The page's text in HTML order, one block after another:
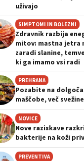
uživajo
SIMPTOMI IN BOLEZNI
Zdravnik razbija
mitov: mastna jetra
zaradi slanine,
ki ga imamo vsi radi
PREHRANA
Pozabite na
maščobe, več svežine
NOVICE
Nove raziskave
bakterije na koži
PREVENTIVA